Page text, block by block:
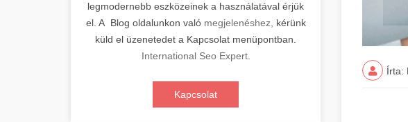
legmodernebb eszközeinek a használatával érjük
el. A Blog oldalunkon való megjelenéshez,
kérünk
küld el üzenetedet a Kapcsolat menüpontban.
International Seo Expert.
Kapcsolat
Írta: